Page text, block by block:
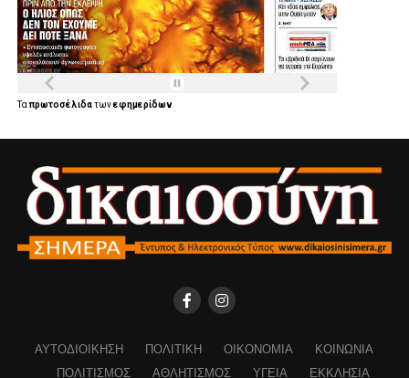
Ταπρωτοσέλιδατωνεφημερίδων
ΑΥΤΟΔΙΟΊΚΗΣΗ ΠΟΛΙΤΙΚΉ ΟΙΚΟΝΟΜΊΑ
ΚΟΙΝΩΝΊΑ
ΠΟΛΙΤΙΣΜΌΣ
ΑΘΛΗΤΙΣΜΌΣ ΥΓΕΊΑ ΕΚΚΛΗΣΊΑ